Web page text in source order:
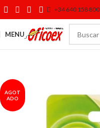
+34 640 158 800
MENU
AGOT
ADO